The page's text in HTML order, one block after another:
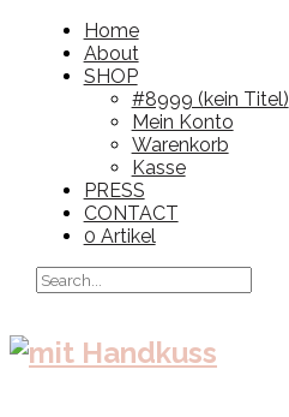
Home
About
SHOP
#8999 (kein Titel)
Mein Konto
Warenkorb
Kasse
PRESS
CONTACT
0 Artikel